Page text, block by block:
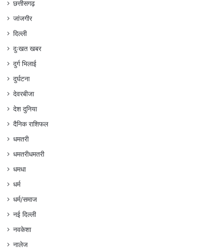
छत्तीसगढ़
जांजगीर
दिल्ली
दुःखत खबर
दुर्ग भिलाई
दुर्घटना
देवरबीजा
देश दुनिया
दैनिक राशिफल
धमतरी
धमतरीधमतरी
धमधा
धर्म
धर्म/समाज
नई दिल्ली
नवकेशा
नालेज